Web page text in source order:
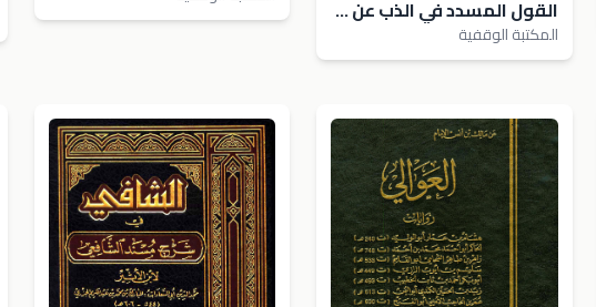
القول المسدد في الذب عن المسند للإمام أحمد، ويليه ذيله - ط. ابن تيمية
المكتبة الوقفية